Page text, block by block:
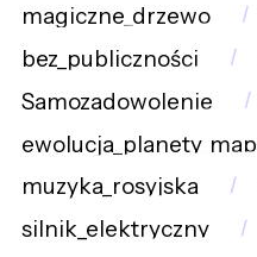
magiczne_drzewo
bez_publiczności
Samozadowolenie
ewolucja_planety_map
muzyka_rosyjska
silnik_elektryczny